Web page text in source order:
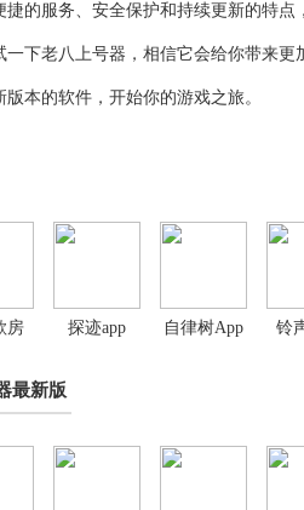
的服务、安全保护和持续更新的特点
下老八上号器，相信它会给你带来更
本的软件，开始你的游戏之旅。
房 探迹app 自律树App 铃
最新版